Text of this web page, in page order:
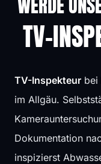
TV-
TV-Inspekteur bei
im Allgäu.
Dokumentation
inspizierst